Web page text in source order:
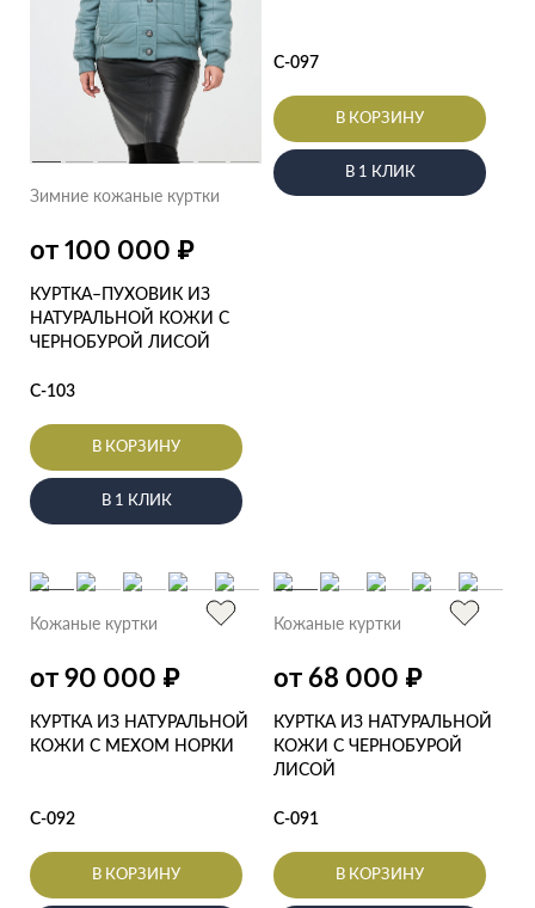
Зимние кожаные куртки
от 100 000 ₽
КУРТКА–ПУХОВИК ИЗ
НАТУРАЛЬНОЙ КОЖИ С
ЧЕРНОБУРОЙ ЛИСОЙ
С-103
В КОРЗИНУ
В 1 КЛИК
С-097
В КОРЗИНУ
В 1 КЛИК
Кожаные куртки
от 90 000 ₽
КУРТКА ИЗ НАТУРАЛЬНОЙ
КОЖИ С МЕХОМ НОРКИ
С-092
В КОРЗИНУ
Кожаные куртки
от 68 000 ₽
КУРТКА ИЗ НАТУРАЛЬНОЙ
КОЖИ С ЧЕРНОБУРОЙ
ЛИСОЙ
С-091
В КОРЗИНУ